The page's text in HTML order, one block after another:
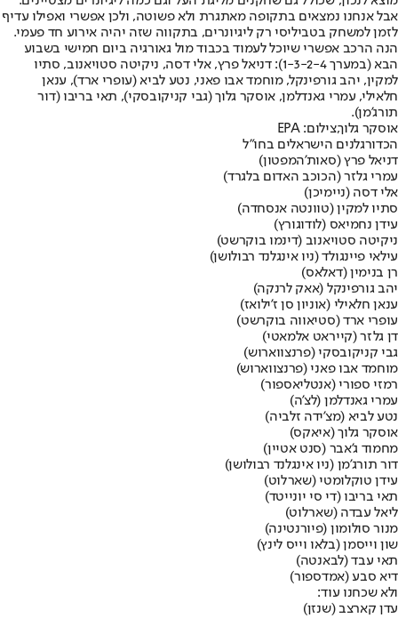
אבל אנחנו נמצאים בתקופה מאתגרת ולא פשוטה, ולכן אפשרי ואפילו עדיף
לזמן למשחק בטביליסי רק ליגיונרים, בתקווה שזה יהיה אירוע חד פעמי.
הנה הרכב אפשרי שיוכל לעמוד בכבוד מול גאורגיה ביום חמישי בשבוע
הבא (במערך 1-3-2-4): דניאל פרץ, אלי דסה, ניקיטה סטויאנוב, סתיו
למקין, יהב גורפינקל, מוחמד אבו פאני, נטע לביא (עופרי ארד), ענאן
חלאילי, עמרי גאנדלמן, אוסקר גלוך (גבי קניקובסקי), תאי בריבו (דור
תורג'מן).
אוסקר גלוך,צילום: EPA
הכדורגלנים הישראלים בחו"ל
דניאל פרץ (סאות'המפטון)
עמרי גלזר (הכוכב האדום בלגרד)
אלי דסה (ניימיכן)
סתיו למקין (טוונטה אנסחדה)
עידן נחמיאס (לודוגורץ)
ניקיטה סטויאנוב (דינמו בוקרשט)
עילאי פיינגולד (ניו אינגלנד רבולושן)
רן בנימין (דאלאס)
יהב גורפינקל (אאק לרנקה)
ענאן חלאילי (אוניון סן ז'ילואז)
עופרי ארד (סטיאווה בוקרשט)
דן גלזר (קייראט אלמאטי)
גבי קניקובסקי (פרנצווארוש)
מוחמד אבו פאני (פרנצווארוש)
רמזי ספורי (אנטליאספור)
עמרי גאנדלמן (לצ'ה)
נטע לביא (מצ'ידה זלביה)
אוסקר גלוך (איאקס)
מחמוד ג'אבר (סנט אטיין)
דור תורג'מן (ניו אינגלנד רבולושן)
עידן טוקלומטי (שארלוט)
תאי בריבו (די סי יונייטד)
ליאל עבדה (שארלוט)
מנור סולומון (פיורנטינה)
שון וייסמן (בלאו וייס לינץ)
תאי עבד (לבאנטה)
דיא סבע (אמדספור)
ולא שכחנו עוד:
עדן קארצב (שנזן)